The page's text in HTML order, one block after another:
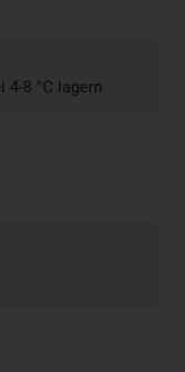
4-8 °C lagern